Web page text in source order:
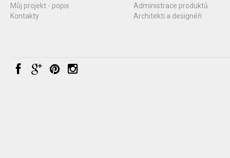
Můj projekt - popis
Kontakty
Administrace produktů
Architekti a designéři